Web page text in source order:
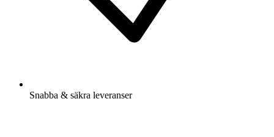
Snabba & säkra leveranser